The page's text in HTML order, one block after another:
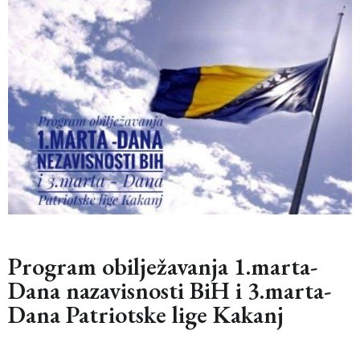
Program obilježavanja 1.marta-
Dana nazavisnosti BiH i 3.marta-
Dana Patriotske lige Kakanj